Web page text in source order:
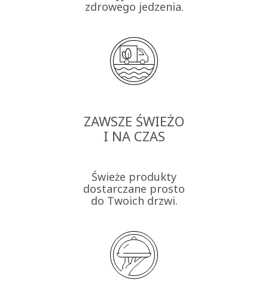
zdrowego jedzenia.
ZAWSZE ŚWIEŻO
I NA CZAS
Świeże produkty
dostarczane prosto
do Twoich drzwi.